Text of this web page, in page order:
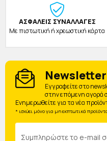
ΑΣΦΑΛΕΙΣ ΣΥΝΑΛΛΑΓΕΣ
Με πιστωτική ή χρεωστική κάρτα
Eγγραφείτε στο
στην επόμενη αγορά
Ενημερωθείτε για τα νέα
* ισχύει μόνο για μη εκπτωτικά